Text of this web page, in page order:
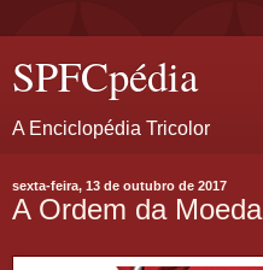
SPFCpédia
A Enciclopédia Tricolor
sexta-feira, 13 de outubro de 2017
A Ordem da Moeda